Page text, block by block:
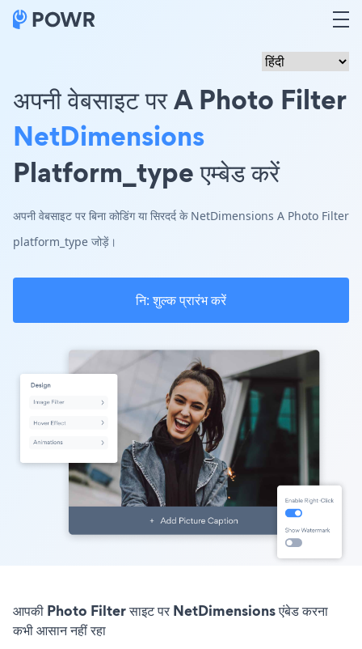
अपनी वेबसाइट पर A Photo Filter
NetDimensions
Platform_type एम्बेड करें
अपनी वेबसाइट पर बिना कोडिंग या सिरदर्द के NetDimensions A Photo Filter
platform_type जोड़ें।
नि: शुल्क प्रारंभ करें
आपकी Photo Filter साइट पर NetDimensions एंबेड करना
कभी आसान नहीं रहा